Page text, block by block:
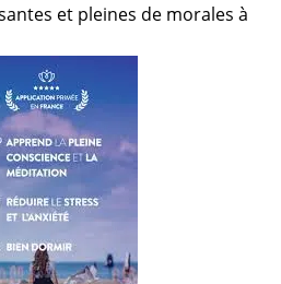
et pleines de morales à